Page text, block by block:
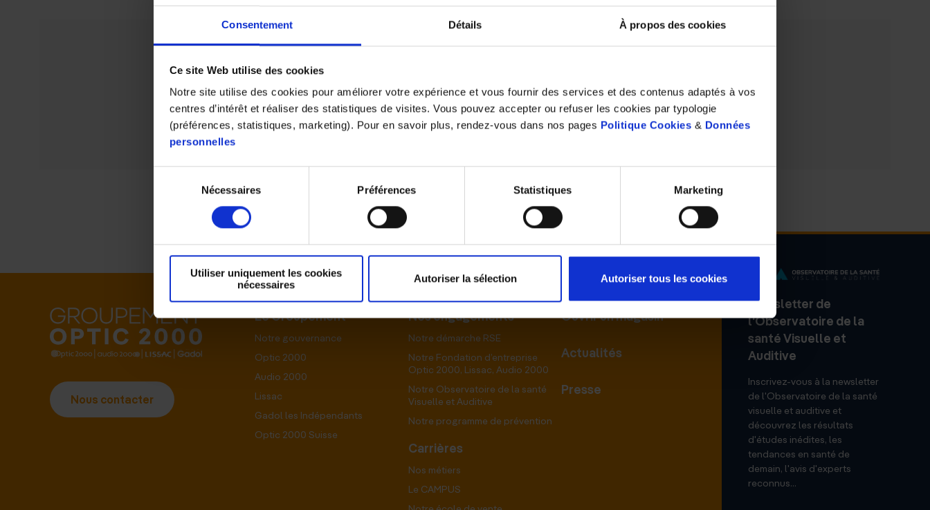
Consentement Détails À propos des cookies
Ce site Web utilise des cookies
Notre site utilise des cookies pour améliorer votre expérience et vous fournir des services et des contenus adaptés à vos
centres d’intérêt et réaliser des statistiques de visites. Vous pouvez accepter ou refuser les cookies par typologie
(préférences, statistiques, marketing). Pour en savoir plus, rendez-vous dans nos pages Politique Cookies & Données
personnelles
consentement
Nécessaires Préférences Statistiques Marketing
Utiliser uniquement les cookies
nécessaires
Autoriser la sélection Autoriser tous les cookies
Nous contacter
Le Groupement
Notre gouvernance
Optic 2000
Audio 2000
Lissac
Gadol les Indépendants
Optic 2000 Suisse
Nos engagements
Notre démarche RSE
Notre Fondation d’entreprise
Optic 2000, Lissac, Audio 2000
Notre Observatoire de la santé
Visuelle et Auditive
Notre programme de prévention
Carrières
Nos métiers
Le CAMPUS
Ouvrir un magasin
Actualités
Presse
Newsletter de
l'Observatoire de la
santé Visuelle et
Auditive
Inscrivez-vous à la newsletter
de l'Observatoire de la santé
visuelle et auditive et
découvrez les résultats
d'études inédites, les
tendances en santé de
demain, l'avis d'experts
reconnus...